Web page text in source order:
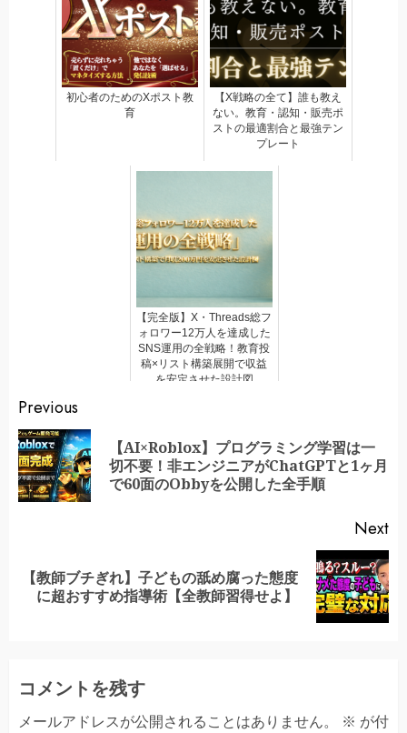
初心者のためのXポスト教
育
【X戦略の全て】誰も教え
ない。教育・認知・販売ポ
ストの最適割合と最強テン
プレート
【完全版】X・Threads総フ
ォロワー12万人を達成した
SNS運用の全戦略！教育投
稿×リスト構築展開で収益
を安定させた設計図
Continue
Reading
Previous
【AI×Roblox】プログラミング学習は一
切不要！非エンジニアがChatGPTと1ヶ月
で60面のObbyを公開した全手順
Next
Next
post:
【教師ブチぎれ】子どもの舐め腐った態度
に超おすすめ指導術【全教師習得せよ】
コメントを残す
メールアドレスが公開されることはありません。 ※ が付